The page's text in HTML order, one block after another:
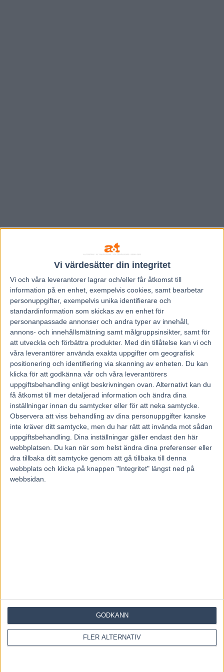
Vi värdesätter din integritet
Vi och våra leverantorer lagrar och/eller får åtkomst till
information på en enhet, exempelvis cookies, samt bearbetar
personuppgifter, exempelvis unika identifierare och
standardinformation som skickas av en enhet för
personanpassade annonser och andra typer av innehåll,
annons- och innehållsmätning samt målgruppsinsikter, samt för
att utveckla och förbättra produkter. Med din tillåtelse kan vi och
våra leverantörer använda exakta uppgifter om geografisk
positionering och identifiering via skanning av enheten. Du kan
klicka för att godkänna vår och våra leverantörers
uppgiftsbehandling enligt beskrivningen ovan. Alternativt kan du
få åtkomst till mer detaljerad information och ändra dina
inställningar innan du samtycker eller för att neka samtycke.
Observera att viss behandling av dina personuppgifter kanske
inte kräver ditt samtycke, men du har rätt att invända mot sådan
uppgiftsbehandling. Dina inställningar gäller endast den här
webbplatsen. Du kan när som helst ändra dina preferenser eller
dra tillbaka ditt samtycke genom att gå tillbaka till denna
webbplats och klicka på knappen "Integritet" längst ned på
webbsidan.
FLER ALTERNATIV
GODKÄNN
Hagmyren